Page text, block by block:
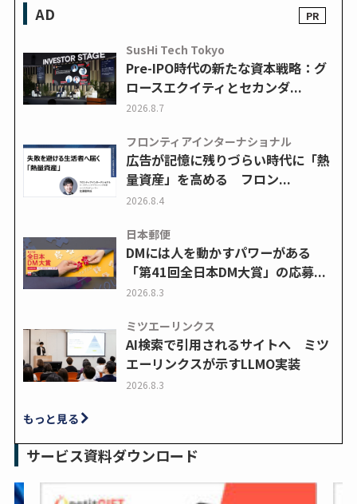
AD
SusHi Tech Tokyo
Pre-IPO時代の新たな資本戦略：グ
ロースエクイティとセカンダ...
2026.8.7
フロンティアインターナショナル
広告が記憶に残りづらい時代に「熱
量資産」を高める フロン...
2026.8.4
日本郵便
DMには人を動かすパワーがある
「第41回全日本DM大賞」の応募...
2026.8.3
ミツエーリンクス
AI検索で引用されるサイトへ ミツ
エーリンクスが示すLLMO実装
2026.8.3
もっと見る
サービス資料ダウンロード